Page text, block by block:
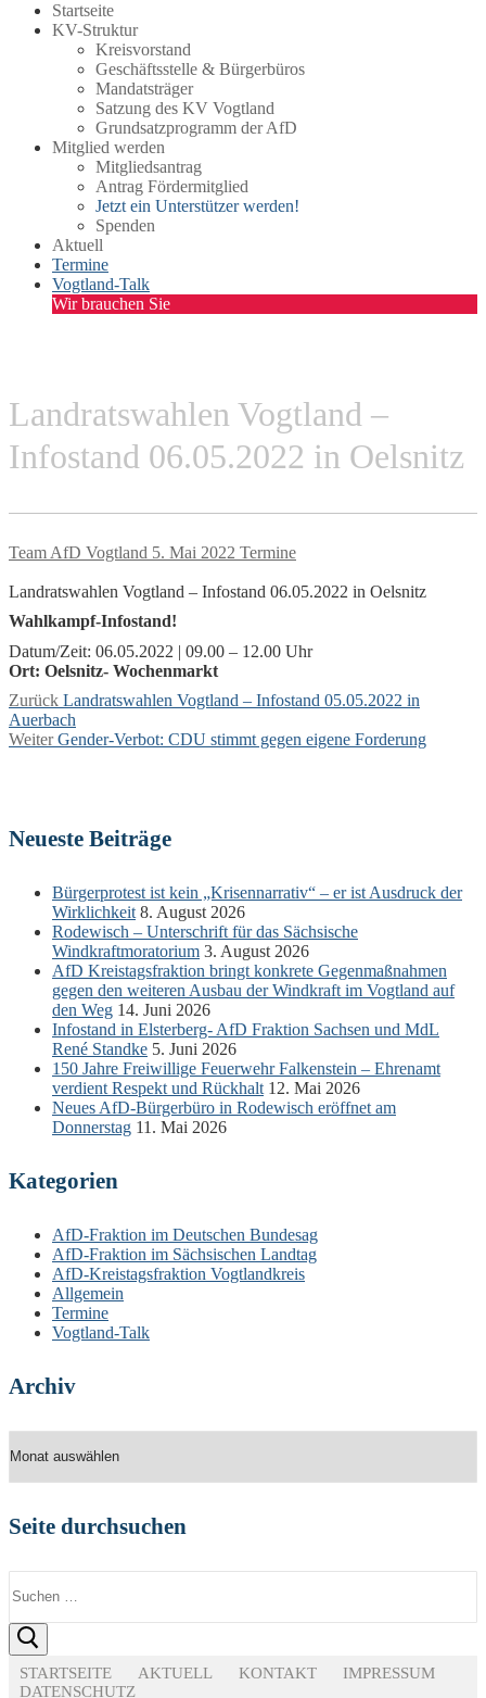
Startseite
KV-Struktur
Kreisvorstand
Geschäftsstelle & Bürgerbüros
Mandatsträger
Satzung des KV Vogtland
Grundsatzprogramm der AfD
Mitglied werden
Mitgliedsantrag
Antrag Fördermitglied
Jetzt ein Unterstützer werden!
Spenden
Aktuell
Termine
Vogtland-Talk
Wir brauchen Sie
Landratswahlen Vogtland –
Infostand 06.05.2022 in Oelsnitz
Team AfD Vogtland 5. Mai 2022 Termine
Landratswahlen Vogtland – Infostand 06.05.2022 in Oelsnitz
Wahlkampf-Infostand!
Datum/Zeit: 06.05.2022 | 09.00 – 12.00 Uhr
Ort: Oelsnitz- Wochenmarkt
Beitragsnavigation
Zurück Vorheriger
Beitrag:
Landratswahlen Vogtland – Infostand 05.05.2022 in
Auerbach
Weiter Nächster
Gender-Verbot: CDU stimmt gegen eigene Forderung
Neueste Beiträge
Bürgerprotest ist kein „Krisennarrativ“ – er ist Ausdruck der
Wirklichkeit 8. August 2026
Rodewisch – Unterschrift für das Sächsische
Windkraftmoratorium 3. August 2026
AfD Kreistagsfraktion bringt konkrete Gegenmaßnahmen
gegen den weiteren Ausbau der Windkraft im Vogtland auf
den Weg 14. Juni 2026
Infostand in Elsterberg- AfD Fraktion Sachsen und MdL
René Standke 5. Juni 2026
150 Jahre Freiwillige Feuerwehr Falkenstein – Ehrenamt
verdient Respekt und Rückhalt 12. Mai 2026
Neues AfD-Bürgerbüro in Rodewisch eröffnet am
Donnerstag 11. Mai 2026
Kategorien
AfD-Fraktion im Deutschen Bundesag
AfD-Fraktion im Sächsischen Landtag
AfD-Kreistagsfraktion Vogtlandkreis
Allgemein
Termine
Vogtland-Talk
Archiv
Seite durchsuchen
nach:
STARTSEITE AKTUELL KONTAKT
IMPRESSUM
DATENSCHUTZ